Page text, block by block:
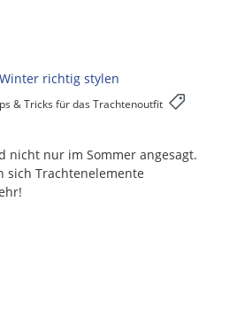
richtig stylen
& Tricks für das Trachtenoutfit
nicht nur im Sommer angesagt.
sich Trachtenelemente